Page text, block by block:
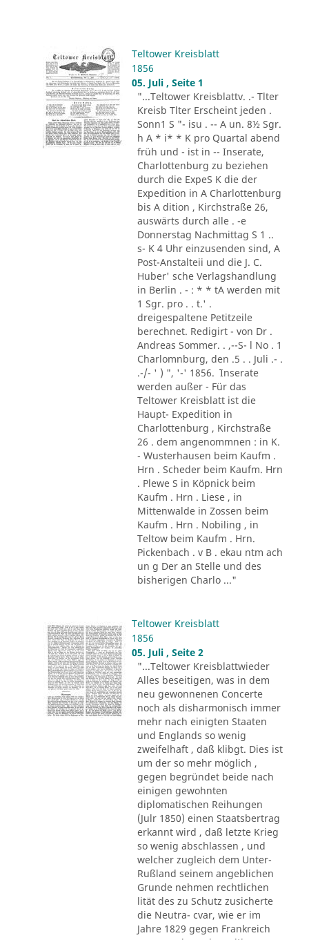
Teltower Kreisblatt
1856
05. Juli , Seite 1
"...Teltower Kreisblattv. .- Tlter
Kreisb Tlter Erscheint jeden .
Sonn1 S "- isu . -- A un. 8½ Sgr.
h A * i* * K pro Quartal abend
früh und - ist in -- Inserate,
Charlottenburg zu beziehen
durch die ExpeS K die der
Expedition in A Charlottenburg
bis A dition , Kirchstraße 26,
auswärts durch alle . -e
Donnerstag Nachmittag S 1 ..
s- K 4 Uhr einzusenden sind, A
Post-Anstalteii und die J. C.
Huber' sche Verlagshandlung
in Berlin . - : * * tA werden mit
1 Sgr. pro . . t.' .
dreigespaltene Petitzeile
berechnet. Redigirt - von Dr .
Andreas Sommer. . ,--S- l No . 1
Charlomnburg, den .5 . . Juli .- .
.-/- ' ) ", '-' 1856. ´ Inserate
werden außer - Für das
Teltower Kreisblatt ist die
Haupt- Expedition in
Charlottenburg , Kirchstraße
26 . dem angenommnen : in K.
- Wusterhausen beim Kaufm .
Hrn . Scheder beim Kaufm. Hrn
. Plewe S in Köpnick beim
Kaufm . Hrn . Liese , in
Mittenwalde in Zossen beim
Kaufm . Hrn . Nobiling , in
Teltow beim Kaufm . Hrn.
Pickenbach . v B . ekau ntm ach
un g Der an Stelle und des
bisherigen Charlo ..."
Teltower Kreisblatt
1856
05. Juli , Seite 2
"...Teltower Kreisblattwieder
Alles beseitigen, was in dem
neu gewonnenen Concerte
noch als disharmonisch immer
mehr nach einigten Staaten
und Englands so wenig
zweifelhaft , daß klibgt. Dies ist
um der so mehr möglich ,
gegen begründet beide nach
einigen gewohnten
diplomatischen Reihungen
(Julr 1850) einen Staatsbertrag
erkannt wird , daß letzte Krieg
so wenig abschlassen , und
welcher zugleich dem Unter-
Rußland seinem angeblichen
Grunde nehmen rechtlichen
lität des zu Schutz zusicherte
die Neutra- cvar, wie er im
Jahre 1829 gegen Frankreich